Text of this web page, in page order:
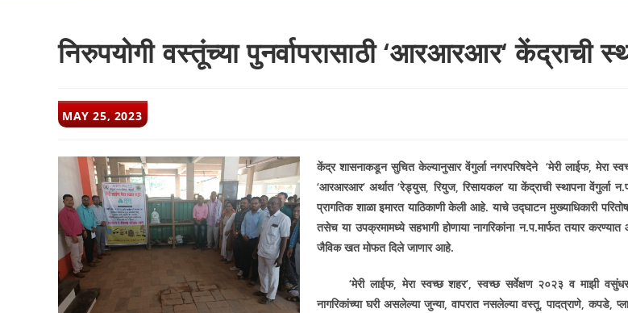
निरुपयोगी वस्तूंच्या पुनर्वापरासाठी ‘आरआरआर‘ केंद्राची
POST
PUBLISHED:
MAY 25, 2023
केंद्र शासनाकडून सुचित केल्यानुसार वेंगुर्ला नगरपरिषदेने ‘मेरी लाईफ,मेरा
‘आरआरआर‘अर्थात‘रेड्युस,रियुज,रिसायकल‘या केंद्राची स्थापना वेंगुर्ला
प्रागतिक शाळा इमारत याठिकाणी केली आहे. याचे उद्घाटन मुख्याधिकारी
तसेच या उपक्रमामध्ये सहभागी होणा­या नागरिकांना न.प.मार्फत तयार
जैविक खत मोफत दिले जाणार आहे.
‘मेरी लाईफ,मेरा स्वच्छ शहर‘,स्वच्छ सर्वेक्षण २०२३ व माझी
नागरिकांच्या घरी असलेल्या जुन्या,वापरात नसलेल्या वस्तू,पादत्राणे,कपडे,